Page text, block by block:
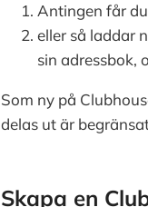
Antingen får
eller så laddar
sin adressbok,
Som ny på
delas ut är
Skapa en